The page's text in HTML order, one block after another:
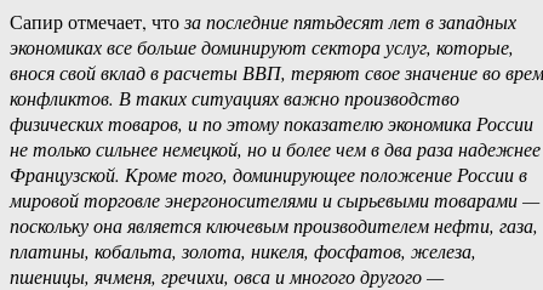
Сапир отмечает, чтоза последние пятьдесят лет в западных
экономиках все больше доминируют сектора услуг, которые,
внося свой вклад в расчеты ВВП, теряют свое значение во
конфликтов. В таких ситуациях важно производство
физических товаров, и по этому показателю экономика России
не только сильнее немецкой, но и более чем в два раза надежнее
Французской. Кроме того, доминирующее положение России в
мировой торговле энергоносителями и сырьевыми товарами —
поскольку она является ключевым производителем нефти, газа,
платины, кобальта, золота, никеля, фосфатов, железа,
пшеницы, ячменя, гречихи, овса и многого другого —